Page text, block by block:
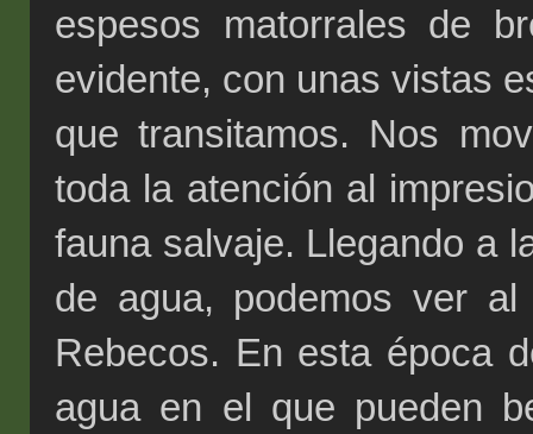
espesos matorrales de
evidente, con unas vistas
que transitamos. Nos
toda la atención al
fauna salvaje. Llegando a
de agua, podemos ver
Rebecos. En esta época
agua en el que pueden